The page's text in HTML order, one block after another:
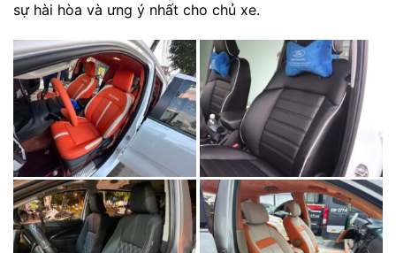
sự hài hòa và ưng ý nhất cho chủ xe.